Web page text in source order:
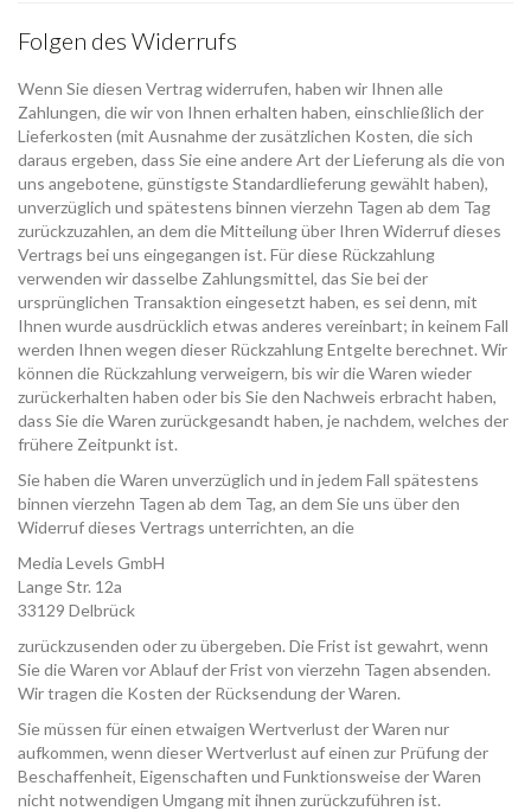
Folgen des Widerrufs
Wenn Sie diesen Vertrag widerrufen, haben wir Ihnen alle
Zahlungen, die wir von Ihnen erhalten haben, einschließlich der
Lieferkosten (mit Ausnahme der zusätzlichen Kosten, die sich
daraus ergeben, dass Sie eine andere Art der Lieferung als die von
uns angebotene, günstigste Standardlieferung gewählt haben),
unverzüglich und spätestens binnen vierzehn Tagen ab dem Tag
zurückzuzahlen, an dem die Mitteilung über Ihren Widerruf dieses
Vertrags bei uns eingegangen ist. Für diese Rückzahlung
verwenden wir dasselbe Zahlungsmittel, das Sie bei der
ursprünglichen Transaktion eingesetzt haben, es sei denn, mit
Ihnen wurde ausdrücklich etwas anderes vereinbart; in keinem Fall
werden Ihnen wegen dieser Rückzahlung Entgelte berechnet. Wir
können die Rückzahlung verweigern, bis wir die Waren wieder
zurückerhalten haben oder bis Sie den Nachweis erbracht haben,
dass Sie die Waren zurückgesandt haben, je nachdem, welches der
frühere Zeitpunkt ist.
Sie haben die Waren unverzüglich und in jedem Fall spätestens
binnen vierzehn Tagen ab dem Tag, an dem Sie uns über den
Widerruf dieses Vertrags unterrichten, an die
Media Levels GmbH
Lange Str. 12a
33129 Delbrück
zurückzusenden oder zu übergeben. Die Frist ist gewahrt, wenn
Sie die Waren vor Ablauf der Frist von vierzehn Tagen absenden.
Wir tragen die Kosten der Rücksendung der Waren.
Sie müssen für einen etwaigen Wertverlust der Waren nur
aufkommen, wenn dieser Wertverlust auf einen zur Prüfung der
Beschaffenheit, Eigenschaften und Funktionsweise der Waren
nicht notwendigen Umgang mit ihnen zurückzuführen ist.